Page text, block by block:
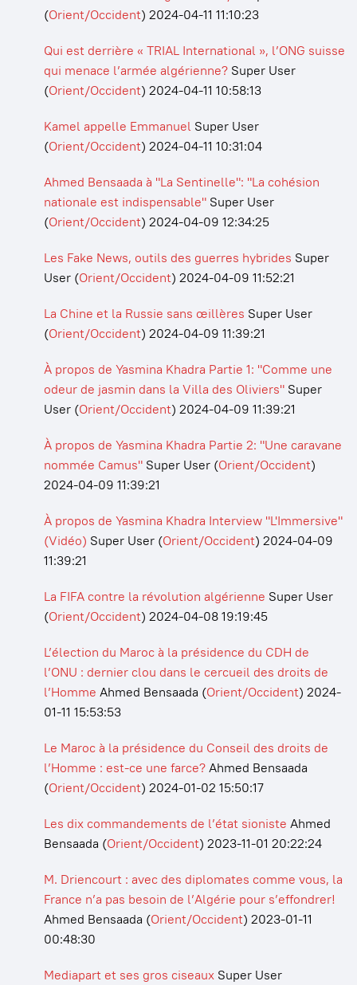
(Orient/Occident) 2024-04-11 11:10:23
Qui est derrière « TRIAL International », l’ONG suisse
qui menace l’armée algérienne? Super User
(Orient/Occident) 2024-04-11 10:58:13
Kamel appelle Emmanuel Super User
(Orient/Occident) 2024-04-11 10:31:04
Ahmed Bensaada à "La Sentinelle": "La cohésion
nationale est indispensable" Super User
(Orient/Occident) 2024-04-09 12:34:25
Les Fake News, outils des guerres hybrides Super
User (Orient/Occident) 2024-04-09 11:52:21
La Chine et la Russie sans œillères Super User
(Orient/Occident) 2024-04-09 11:39:21
À propos de Yasmina Khadra Partie 1: "Comme une
odeur de jasmin dans la Villa des Oliviers" Super
User (Orient/Occident) 2024-04-09 11:39:21
À propos de Yasmina Khadra Partie 2: "Une caravane
nommée Camus" Super User (Orient/Occident)
2024-04-09 11:39:21
À propos de Yasmina Khadra Interview "L'Immersive"
(Vidéo) Super User (Orient/Occident) 2024-04-09
11:39:21
La FIFA contre la révolution algérienne Super User
(Orient/Occident) 2024-04-08 19:19:45
L’élection du Maroc à la présidence du CDH de
l’ONU : dernier clou dans le cercueil des droits de
l’Homme Ahmed Bensaada (Orient/Occident) 2024-
01-11 15:53:53
Le Maroc à la présidence du Conseil des droits de
l’Homme : est-ce une farce?Ahmed Bensaada
(Orient/Occident) 2024-01-02 15:50:17
Les dix commandements de l’état sioniste Ahmed
Bensaada (Orient/Occident) 2023-11-01 20:22:24
M. Driencourt : avec des diplomates comme vous, la
France n’a pas besoin de l’Algérie pour s’effondrer!
Ahmed Bensaada (Orient/Occident) 2023-01-11
00:48:30
Mediapart et ses gros ciseaux Super User